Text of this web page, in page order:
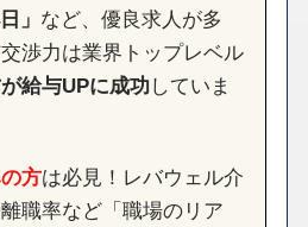
」 など、優良求人が多
渉力は業界トップレベル
給与UPに成功していま
方は必見！レバウェル介
職率など「職場のリア